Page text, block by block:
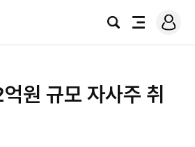
검
전
로
그
원 규모 자사주 취